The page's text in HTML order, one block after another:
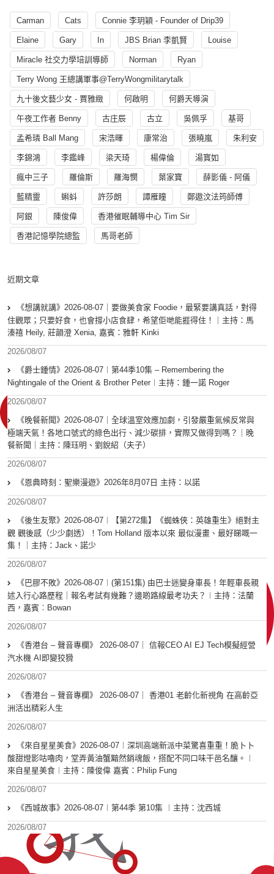
Carman Cats Connie 李玥穎 - Founder of Drip39
Elaine Gary In JBS Brian 李凱賢 Louise
Miracle 社交力學培訓導師 Norman Ryan
Terry Wong 王總講軍事@TerryWongmilitarytalk
九十後文藝少女 - 賈雅緻 何啟明 何爵天導演
午夜工作者 Benny 古庄辰 古立 吳佩孚 基哥
孟希璘 Ball Mang 宋浩暉 康常治 張曉嵐 朱利安
李錦鴻 李鑑峰 梁天琦 楊偉倫 湯寳如
瘋中三子 羅倫斯 羅海憫 葉家寶 薛影儀 - 阿儀
藍精靈 蝌蚪 許莎朗 譚雁瞳 鄭遨汶法筠師傅
阿銀 陳俊偉 香港催眠輔導中心 Tim Sir
香港記憶學院總監 馬哥老師
近期文章
《想講就講》2026-08-07｜要做美食家 Foodie，最緊要講真話，對得
住觀眾；只要好食，也會撐小店食肆，希望佢哋能捱得住！｜主持：馬
溱禧 Heily, 莊韻澄 Xenia, 嘉賓：雅軒 Kinki
2026/08/07
《爵士鍾情》2026-08-07︱第44季10集 – Remembering the
Nightingale of the Orient & Brother Peter︱主持：鍾一諾 Roger
2026/08/07
《晚餐新聞》2026-08-07｜全球溫室效應加劇，引發嚴重氣候反常與
極端天氣！各地口號式的綠色出行、減少碳排，實際又做得到嗎？｜晚
餐新聞｜主持：陳珏明、劉銳紹（夫子）
2026/08/07
《恩典時刻：聖樂漫遊》2026年8月07日 主持：以諾
2026/08/07
《後生友聚》2026-08-07︱【第272集】《蜘蛛俠：英雄重生》絕對主
觀 觀後感（少少劇透）！Tom Holland 版本以來 最似漫畫、最好睇嘅一
集！｜主持：Jack、諾少
2026/08/07
《巴膠不敗》2026-08-07︱(第151集) 由巴士迷變身車長！年輕車長親
述入行心路歷程｜報名考試有幾難？邊啲路線最考功夫？︱主持：法蘭
西，嘉賓︰Bowan
2026/08/07
《香港台 – 聲音專欄》 2026-08-07｜ 信報CEO AI EJ Tech模擬經營
汽水機 AI即變狡猾
2026/08/07
《香港台 – 聲音專欄》 2026-08-07｜ 香港01 老齡化新視角 在高齡亞
洲活出精彩人生
2026/08/07
《來自星星美食》2026-08-07︱深圳高端新派中菜驚喜重重！脆卜卜
酸甜燈影咕嚕肉，堂弄黃油蟹黯然銷魂飯，搭配不同口味干邑名釀。︱
來自星星美食︱主持：陳俊偉 嘉賓：Philip Fung
2026/08/07
《西城故事》2026-08-07︱第44季 第10集 ︱主持：沈西城
2026/08/07